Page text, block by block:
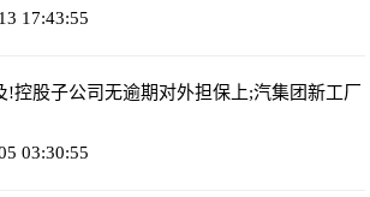
17:43:55
!控股子公司无逾期对外担保 上;汽集团新工厂
03:30:55